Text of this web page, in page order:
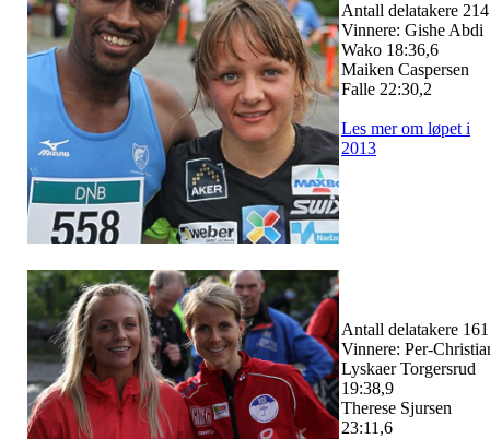
Antall delatakere 214
Vinnere: Gishe Abdi
Wako 18:36,6
Maiken Caspersen
Falle 22:30,2
Les mer om løpet i
2013
Antall delatakere 161
Vinnere: Per-
Lyskaer Torgersrud
19:38,9
Therese Sjursen
23:11,6